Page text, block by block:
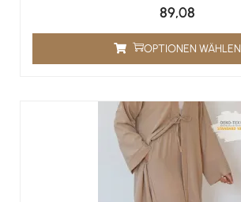
89,08
OPTIONEN WÄHLEN